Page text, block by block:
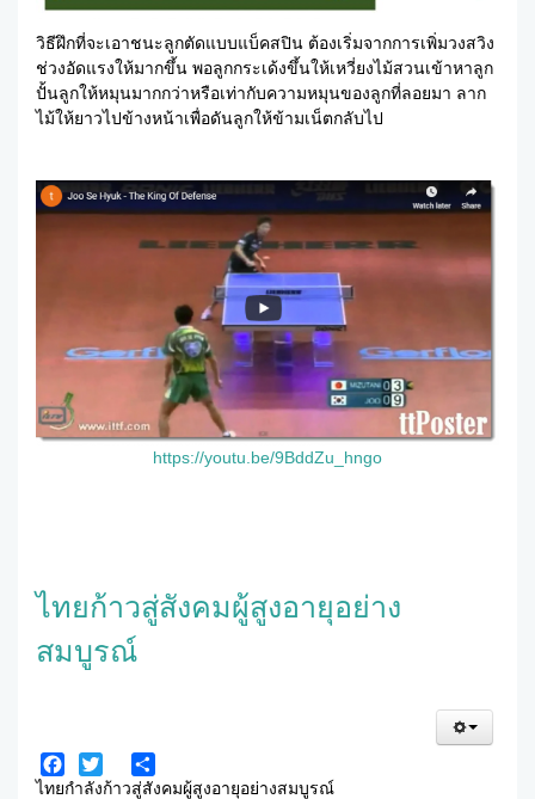
วิธีฝึกที่จะเอาชนะลูกตัดแบบแบ็คสปิน ต้องเริ่มจากการเพิ่มวงสวิง
ช่วงอัดแรงให้มากขึ้น พอลูกกระเด้งขึ้นให้เหวี่ยงไม้สวนเข้าหาลูก
ปั้นลูกให้หมุนมากกว่าหรือเท่ากับความหมุนของลูกที่ลอยมา ลาก
ไม้ให้ยาวไปข้างหน้าเพื่อดันลูกให้ข้ามเน็ตกลับไป
https://youtu.be/9BddZu_hngo
ไทยก้าวสู่สังคมผู้สูงอายุอย่าง
สมบูรณ์
Facebook
TwitterShare
ไทยกำลังก้าวสู่สังคมผู้สูงอายุอย่างสมบูรณ์